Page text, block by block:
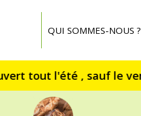
QUI SOMMES-NOUS ?